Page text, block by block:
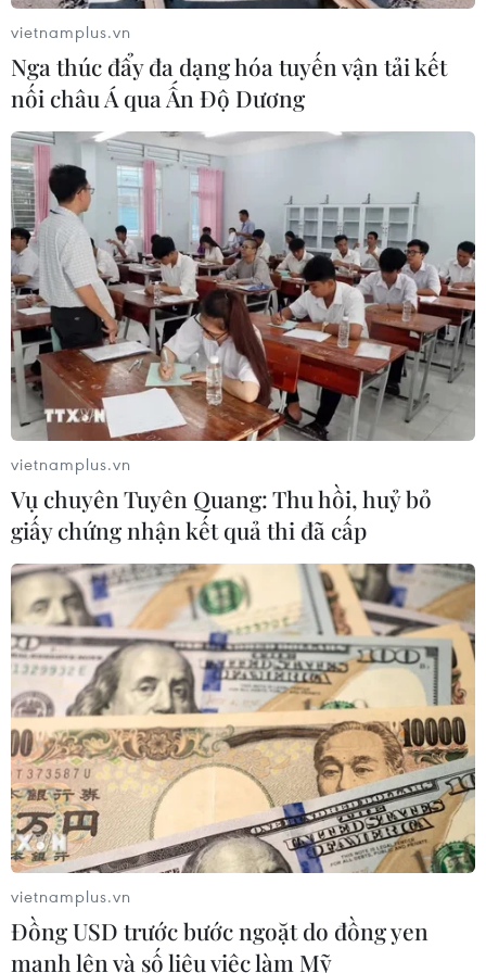
Việt Nam
04/08/2026 23:56
EU mở tham vấn về phạm vi sản
phẩm thép và những tác động tới
Việt Nam
04/08/2026 13:13
Gián đoạn nguồn cung LNG, Bỉ tăng
phụ thuộc vào Nga
04/08/2026 09:52
Xem thêm
CƠ QUAN CHỦ QUẢN: THÔNG TẤN XÃ VIỆT NAM
Tổng Biên tập: TRẦN TIẾN DUẨN
Phó Tổng Biên tập: NGUYỄN THỊ TÁM, KHÚC THANH
THỦY
Sở hữu trí tuệ
Quy định sử dụng
RSS
Hỗ trợ
Ngôn ngữ
TTXVN
Dịch vụ tin
Quảng cáo
Liên hệ
vietnamplus.vn
Nga thúc đẩy đa dạng hóa tuyến vận tải kết
nối châu Á qua Ấn Độ Dương
vietnamplus.vn
Vụ chuyên Tuyên Quang: Thu hồi, huỷ bỏ
giấy chứng nhận kết quả thi đã cấp
vietnamplus.vn
Đồng USD trước bước ngoặt do đồng yen
mạnh lên và số liệu việc làm Mỹ